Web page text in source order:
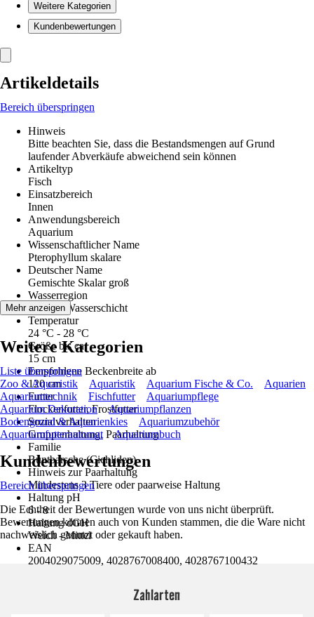
Weitere Kategorien
Kundenbewertungen
Artikeldetails
Bereich überspringen
Hinweis
Bitte beachten Sie, dass die Bestandsmengen auf Grund
laufender Abverkäufe abweichend sein können
Artikeltyp
Fisch
Einsatzbereich
Innen
Anwendungsbereich
Aquarium
Wissenschaftlicher Name
Pterophyllum skalare
Deutscher Name
Gemischte Skalar groß
Wasserregion
Mittlere Wasserschicht
Temperatur
24 °C - 28 °C
Größe bis ca.
15 cm
Empfohlene Beckenbreite ab
120 cm
Futter
Flockenfutter, Frostfutter
Sozialverhalten
Gruppenhaltung, Paarhaltung
Familie
Buntbarsche (Cichliden)
Hinweis zur Paarhaltung
Mindestens 3 Tiere oder paarweise Haltung
Haltung pH
6 - 8
Haltung dGH
Weich - Mittel
EAN
2004029075009, 4028767008400, 4028767100432
Mehr anzeigen
Weitere Kategorien
Liste überspringen
Zoo & Aquaristik
Aquaristik Aquarium Fische & Co.
Aquarien
Aquariumtechnik
Fischfutter
Aquariumpflege
Aquarium Dekoration
Aquariumpflanzen
Bodengrund & Aquarienkies
Aquariumzubehör
Aquariumfutterautomat
Aquariumbuch
Kundenbewertungen
Bereich überspringen
Die Echtheit der Bewertungen wurde von uns nicht überprüft.
Bewertungen können auch von Kunden stammen, die die Ware nicht
nachweislich genutzt oder gekauft haben.
Zahlarten